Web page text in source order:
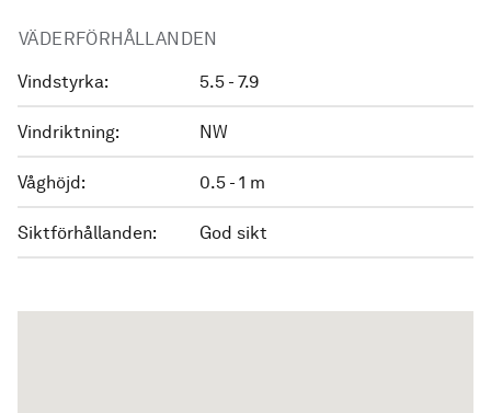
VÄDERFÖRHÅLLANDEN
Vindstyrka: 5.5 - 7.9
Vindriktning: NW
Våghöjd: 0.5 - 1 m
Siktförhållanden: God sikt